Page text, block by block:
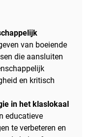
van boeiende
die aansluiten
en kritisch
in het klaslokaal
educatieve
te verbeteren en